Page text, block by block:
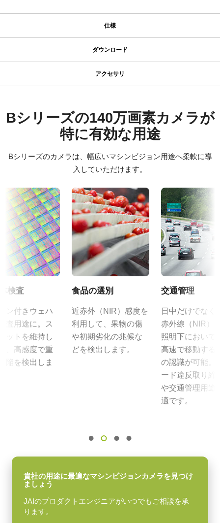
仕様
型番
カメラタイプ
エリアスキャン
カラー
規格
1.4 MP
規格 横x縦
1392 x 1040 px
フレームレート/ラインレート
30 fps
なし
インターフェース
GigE Vision
センサ
センサ名
ICX 285AQ
グローバルシャッタ
センサ対角
11.3 mm
センササイズ 横x縦
9.0 x 6.7 mm
ダウンロード
JAI SDK and Control Tool 32bit (Version 1.4.1)
JAI SDK and Control Tool 64bit (Version 1.4.1)
JAI SDK and Control Tool スタートガイド
証明書類
CE Certificate – BB-141GE
その他
カメラセレクションガイド（総合カタログ）
取扱説明書＆データシート - ディスコン
マニュアル - BB-141GE
データシート - BB-141GE
アクセサリ
MP-41はBシリーズ、Fusionシリーズ、一部のApexシリーズにお使
いいただる三脚マウントです。
ご注意) 付属の専用ネジ以外のご使用はカメラ内部を破損する恐れ
JAIカメラ専用 ACアダプタ VA-
055シリーズ
JAIカメラ専用 ACアダプタ VA-055シリーズ
*出力コネクタの形状によって型番が変わります。
定格出力電圧：DC+12V
定格出力電流：3A
入力電源電圧：AC100V-240V (1次側ケーブルは100V専用)
電源周波数： 50/60Hz
外形寸法：43(W) ｘ 30(H) ｘ 112（D)mm （突起部除く）
F ( VA-055 F )：6pin仕様
Bシリーズの140万画素カメラが
特に有効な用途
Bシリーズのカメラは、幅広いマシンビジョン用途へ柔軟に導
入していただけます。
検査
ン付きウェハ
査用途に。ス
ットを維持し
、高感度で重
陥を検出しま
食品の選別
近赤外（NIR）感度を
利用して、果物の傷
や初期劣化の兆候な
どを検出します。
交通管理
日中だけでなく
赤外線（NIR）
照明下において
高速で移動する
の認識が可能。
ード違反取り締
や交通管理用途
適です。
貴社の用途に最適なマシンビジョンカメラを見つけ
ましょう
JAIのプロダクトエンジニアがいつでもご相談を承
ります。